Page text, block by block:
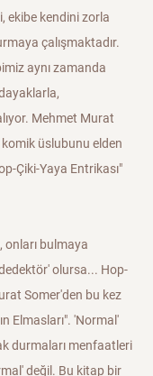
ekibe kendini zorla
çalışmaktadır.
aynı zamanda
Mehmet Murat
komik üslubunu elden
Çiki-Yaya Entrikası"
onları bulmaya
olursa... Hop-
Somer'den bu kez
Elmasları". 'Normal'
durmaları menfaatleri
değil. Bu kitap bir